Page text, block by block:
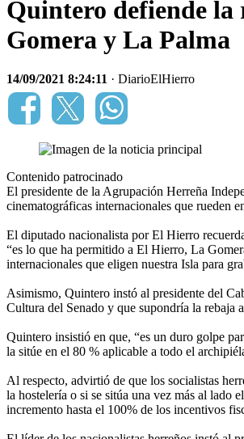
Quintero defiende la
Gomera y La Palma
14/09/2021 8:24:11 · DiarioElHierro
Contenido patrocinado
El presidente de la Agrupación Herreña
cinematográficas internacionales que rueden
El diputado nacionalista por El Hierro
“es lo que ha permitido a El Hierro, La
internacionales que eligen nuestra Isla para
Asimismo, Quintero instó al presidente del
Cultura del Senado y que supondría la rebaja
Quintero insistió en que, “es un duro golpe
la sitúe en el 80 % aplicable a todo el
Al respecto, advirtió de que los socialistas
la hostelería o si se sitúa una vez más al lado
incremento hasta el 100% de los incentivos